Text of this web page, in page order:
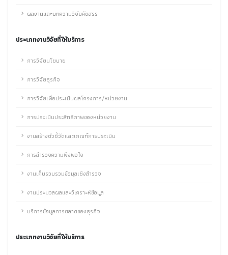
ผลงานและบทความวิจัยคัดสรร
ประเภทงานวิจัยที่ให้บริการ
การวิจัยนโยบาย
การวิจัยธุรกิจ
การวิจัยเพื่อประเมินผลโครงการ/หน่วยงาน
การประเมินประสิทธิภาพของหน่วยงาน
งานสร้างตัวชี้วัดและเกณฑ์การประเมิน
การสำรวจความพึงพอใจ
งานเก็บรวบรวมข้อมูลเชิงสำรวจ
งานประมวลผลและวิเคราะห์ข้อมูล
บริการข้อมูลการตลาดของธุรกิจ
ประเภทงานวิจัยที่ให้บริการ